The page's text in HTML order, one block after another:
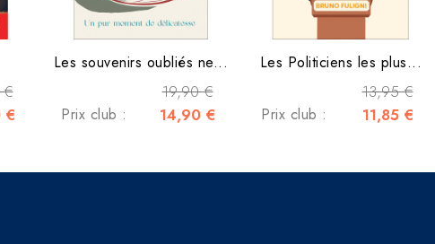
€
€
Les souvenirs oubliés ne...
19,90 €
Prix club : 14,90 €
Les Politiciens les plus...
13,95 €
Prix club : 11,85 €